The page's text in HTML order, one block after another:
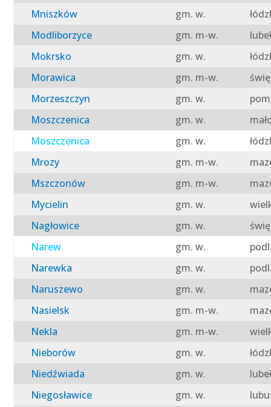
Mniszków
gm. w.
Modliborzyce
gm. m-w.
Mokrsko
gm. w.
Morawica
gm. m-w.
Morzeszczyn
gm. w.
Moszczenica
gm. w.
Moszczenica
gm. w.
Mrozy
gm. m-w.
Mszczonów
gm. m-w.
Mycielin
gm. w.
Nagłowice
gm. w.
Narew
gm. w.
Narewka
gm. w.
Naruszewo
gm. w.
Nasielsk
gm. m-w.
Nekla
gm. m-w.
Nieborów
gm. w.
Niedźwiada
gm. w.
Niegosławice
gm. w.